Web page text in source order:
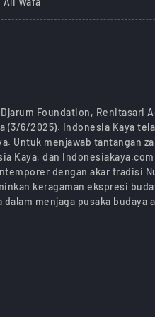
Foundation, Renitasari
(3/6/2025). Indonesia Kaya
Untuk menjawab tantangan
Kaya, dan
dengan akar tradisi
keragaman ekspresi
dalam menjaga pusaka